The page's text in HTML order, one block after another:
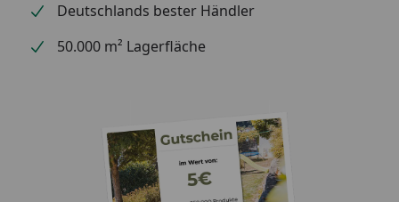
Deutschlands bester Händler
50.000 m² Lagerfläche